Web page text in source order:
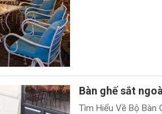
Bàn ghế sắt
Tìm Hiểu Về Bộ Bàn